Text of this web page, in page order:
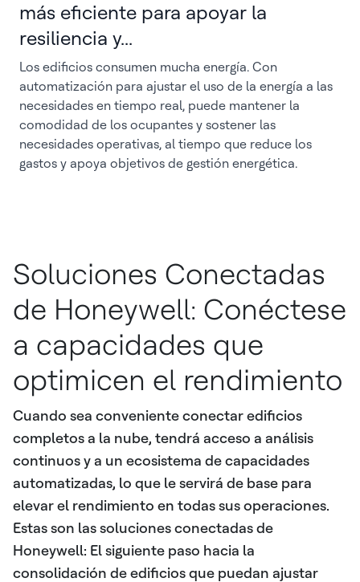
más eficiente para apoyar la
resiliencia y...
Los edificios consumen mucha energía. Con
automatización para ajustar el uso de la energía a las
necesidades en tiempo real, puede mantener la
comodidad de los ocupantes y sostener las
necesidades operativas, al tiempo que reduce los
gastos y apoya objetivos de gestión energética.
Soluciones Conectadas
de Honeywell: Conéctese
a capacidades que
optimicen el rendimiento
Cuando sea conveniente conectar edificios
completos a la nube, tendrá acceso a análisis
continuos y a un ecosistema de capacidades
automatizadas, lo que le servirá de base para
elevar el rendimiento en todas sus operaciones.
Estas son las soluciones conectadas de
Honeywell: El siguiente paso hacia la
consolidación de edificios que puedan ajustar